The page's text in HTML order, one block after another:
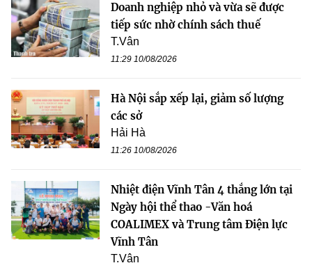
Doanh nghiệp nhỏ và vừa sẽ được
tiếp sức nhờ chính sách thuế
T.Vân
11:29 10/08/2026
Hà Nội sắp xếp lại, giảm số lượng
các sở
Hải Hà
11:26 10/08/2026
Nhiệt điện Vĩnh Tân 4 thắng lớn tại
Ngày hội thể thao -Văn hoá
COALIMEX và Trung tâm Điện lực
Vĩnh Tân
T.Vân